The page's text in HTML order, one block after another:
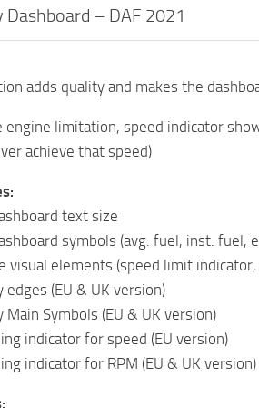
Dashboard – DAF 2021
adds quality and makes the
engine limitation, speed indicator
achieve that speed)
text size
symbols (avg. fuel, inst. fuel,
visual elements (speed limit
(EU & UK version)
Symbols (EU & UK version)
indicator for speed (EU version)
indicator for RPM (EU & UK version)